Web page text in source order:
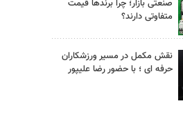
صنعتی بازار؛ چرا برندها قیمت
متفاوتی دارند؟
نقش مکمل در مسیر ورزشکاران
حرفه ای ؛ با حضور رضا علیپور